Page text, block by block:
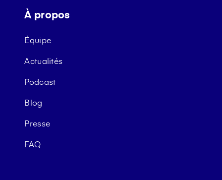
À propos
Équipe
Actualités
Podcast
Blog
Presse
FAQ